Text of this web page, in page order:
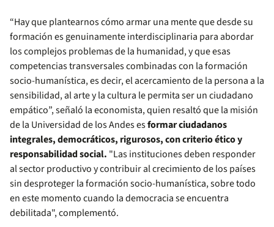
“Hay que plantearnos cómo armar una mente que desde su
formación es genuinamente interdisciplinaria para abordar
los complejos problemas de la humanidad, y que esas
competencias transversales combinadas con la formación
socio-humanística, es decir, el acercamiento de la persona a la
sensibilidad, al arte y la cultura le permita ser un ciudadano
empático”, señaló la economista, quien resaltó que la misión
de la Universidad de los Andes esformar ciudadanos
integrales, democráticos, rigurosos, con criterio ético y
responsabilidad social. "Las instituciones deben responder
al sector productivo y contribuir al crecimiento de los países
sin desproteger la formación socio-humanística, sobre todo
en este momento cuando la democracia se encuentra
debilitada", complementó.